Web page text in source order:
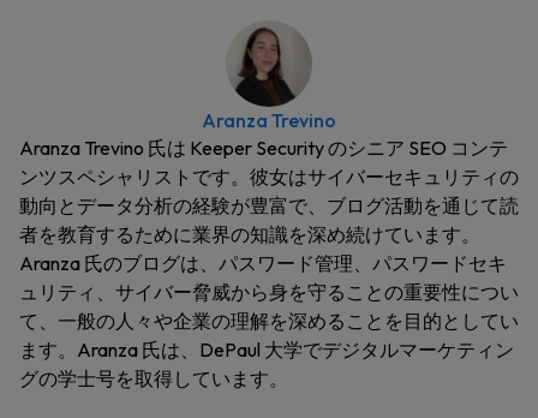
Aranza Trevino
Aranza Trevino 氏は Keeper Security のシニア SEO コンテ
ンツスペシャリストです。彼女はサイバーセキュリティの
動向とデータ分析の経験が豊富で、ブログ活動を通じて読
者を教育するために業界の知識を深め続けています。
Aranza 氏のブログは、パスワード管理、パスワードセキ
ュリティ、サイバー脅威から身を守ることの重要性につい
て、一般の人々や企業の理解を深めることを目的としてい
ます。Aranza 氏は、DePaul 大学でデジタルマーケティン
グの学士号を取得しています。